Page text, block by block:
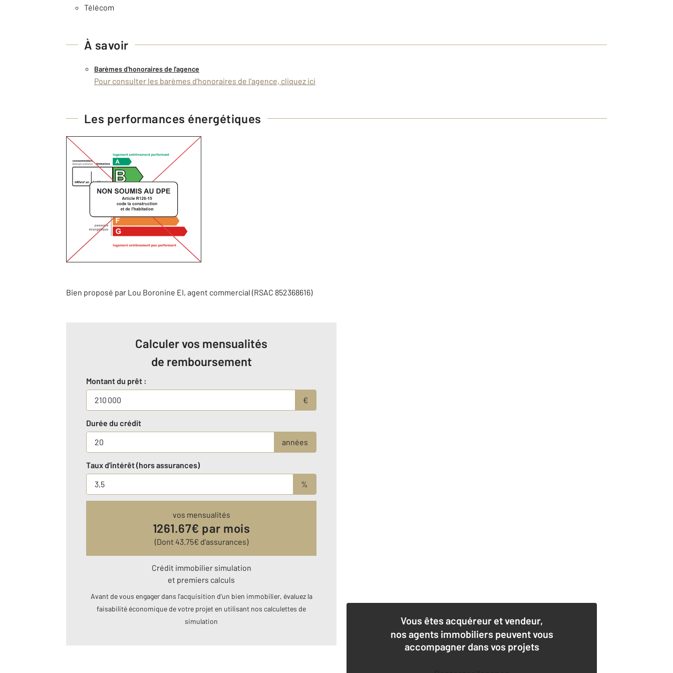
Télécom
À savoir
Barèmes d'honoraires de l'agence
Pour consulter les barèmes d'honoraires de l'agence, cliquez ici
Les performances énergétiques
Bien proposé par Lou Boronine EI, agent commercial (RSAC 852368616)
Calculer vos mensualités
de remboursement
Montant du prêt :
€
Durée du crédit
années
Taux d'intérêt (hors assurances)
%
vos mensualités
1261.67€ par mois
(Dont 43.75€ d’assurances)
Crédit immobilier simulation
et premiers calculs
Avant de vous engager dans l’acquisition d’un bien immobilier, évaluez la
faisabilité économique de votre projet en utilisant nos calculettes de
simulation
Vous êtes acquéreur et vendeur,
nos agents immobiliers peuvent vous
accompagner dans vos projets